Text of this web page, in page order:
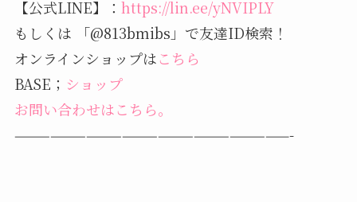
【公式LINE】： https://lin.ee/yNVIPLY
もしくは 「@813bmibs」で友達ID検索！
オンラインショップはこちら
BASE； ショップ
お問い合わせはこちら。
———————————————————————-